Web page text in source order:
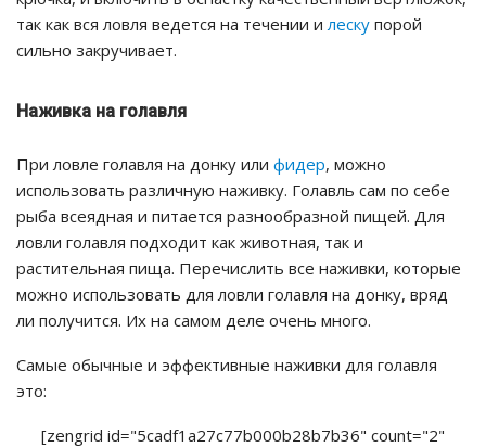
так как вся ловля ведется на течении и леску порой
сильно закручивает.
Наживка на голавля
При ловле голавля на донку или фидер, можно
использовать различную наживку. Голавль сам по себе
рыба всеядная и питается разнообразной пищей. Для
ловли голавля подходит как животная, так и
растительная пища. Перечислить все наживки, которые
можно использовать для ловли голавля на донку, вряд
ли получится. Их на самом деле очень много.
Самые обычные и эффективные наживки для голавля
это:
[zengrid id="5cadf1a27c77b000b28b7b36" count="2"